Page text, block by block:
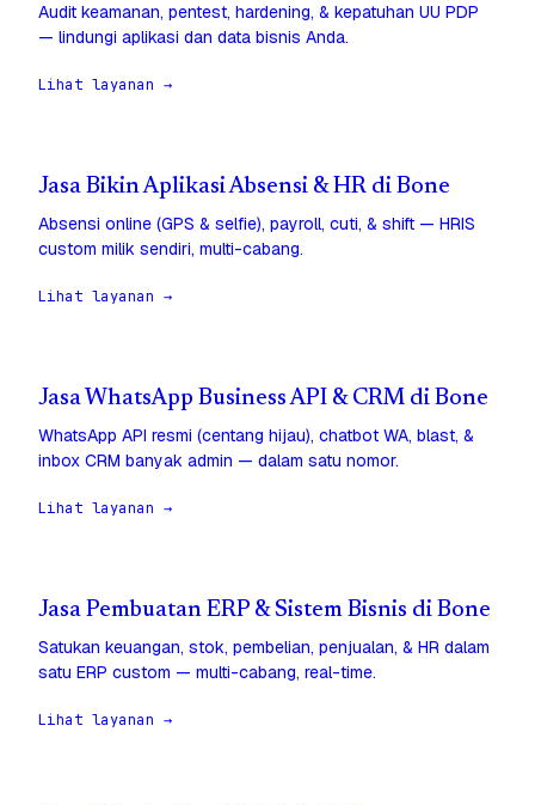
Audit keamanan, pentest, hardening, & kepatuhan UU PDP
— lindungi aplikasi dan data bisnis Anda.
Lihat layanan →
Jasa Bikin Aplikasi Absensi & HR di Bone
Absensi online (GPS & selfie), payroll, cuti, & shift — HRIS
custom milik sendiri, multi-cabang.
Lihat layanan →
Jasa WhatsApp Business API & CRM di Bone
WhatsApp API resmi (centang hijau), chatbot WA, blast, &
inbox CRM banyak admin — dalam satu nomor.
Lihat layanan →
Jasa Pembuatan ERP & Sistem Bisnis di Bone
Satukan keuangan, stok, pembelian, penjualan, & HR dalam
satu ERP custom — multi-cabang, real-time.
Lihat layanan →